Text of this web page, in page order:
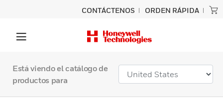
CONTÁCTENOS ORDEN RÁPIDA
Está viendo el catálogo de
productos para